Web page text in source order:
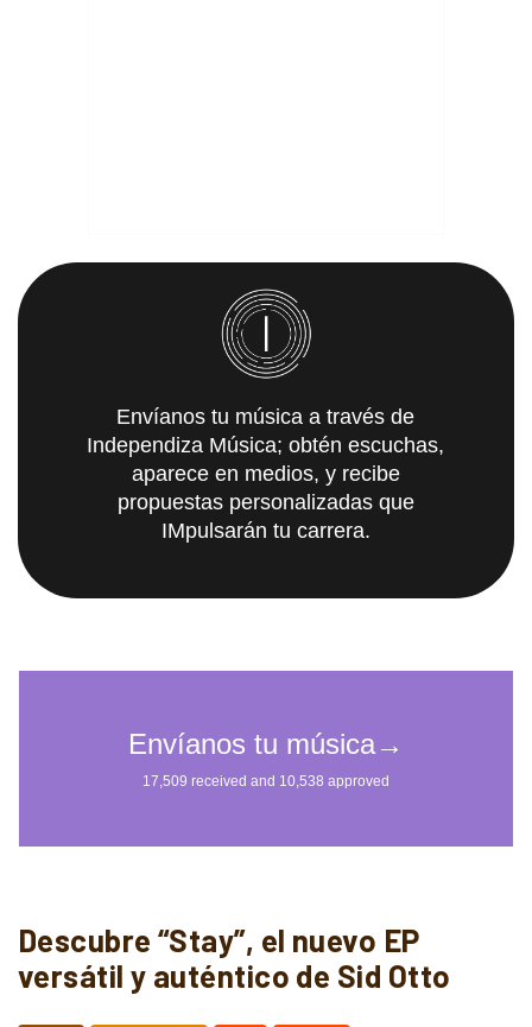
Envíanos tu música a través de
Independiza Música; obtén escuchas,
aparece en medios, y recibe
propuestas personalizadas que
IMpulsarán tu carrera.
Descubre “Stay”, el nuevo EP
versátil y auténtico de Sid Otto